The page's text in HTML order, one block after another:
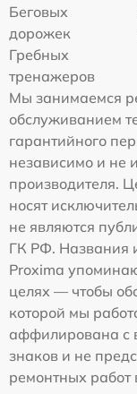
Беговых
дорожек
Гребных
тренажеров
Мы занимаемся
обслуживанием
гарантийного
независимо и не
производителя.
носят
не являются
ГК РФ. Названия
Proxima
целях — чтобы
которой мы
аффилирована с
знаков и не
ремонтных работ